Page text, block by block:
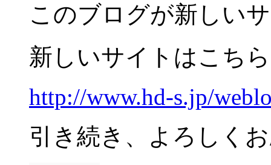
このブログが新しい
新しいサイトはこち
http://www.hd-s.jp/
引き続き、よろしく